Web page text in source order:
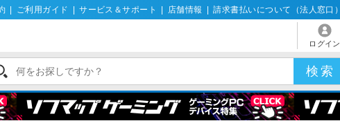
ご利用ガイド サービス＆サポート 店舗情報 請求書払いについて（法人窓口）
ログイン